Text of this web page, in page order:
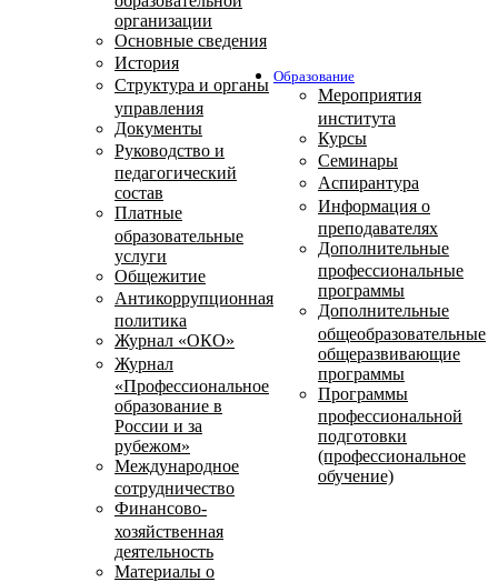
организации
Основные сведения
История
Структура и органы
управления
Документы
Руководство и
педагогический
состав
Платные
образовательные
услуги
Общежитие
Антикоррупционная
политика
Журнал «ОКО»
Журнал
«Профессиональное
образование в
России и за
рубежом»
Международное
сотрудничество
Финансово-
хозяйственная
деятельность
Материалы о
Образование
Мероприятия
института
Курсы
Семинары
Аспирантура
Информация о
преподавателях
Дополнительные
профессиональные
программы
Дополнительные
общеобразовательные
общеразвивающие
программы
Программы
профессиональной
подготовки
(профессиональное
обучение)